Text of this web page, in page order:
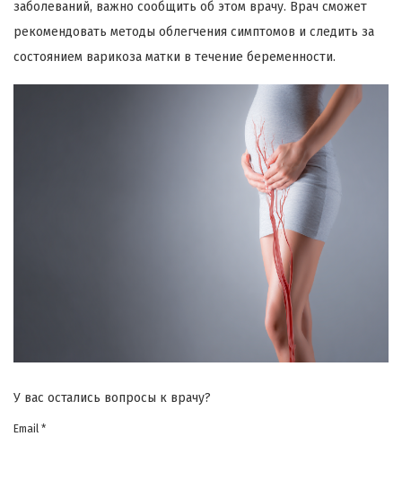
заболеваний, важно сообщить об этом врачу. Врач сможет
рекомендовать методы облегчения симптомов и следить за
состоянием варикоза матки в течение беременности.
У вас остались вопросы к врачу?
Email *